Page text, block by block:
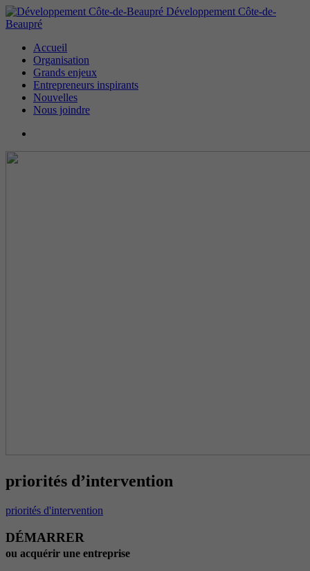
Développement Côte-de-
Beaupré
Accueil
Organisation
Grands enjeux
Entrepreneurs inspirants
Nouvelles
Nous joindre
priorités d’intervention
priorités d'intervention
DÉMARRER
ou acquérir une entreprise